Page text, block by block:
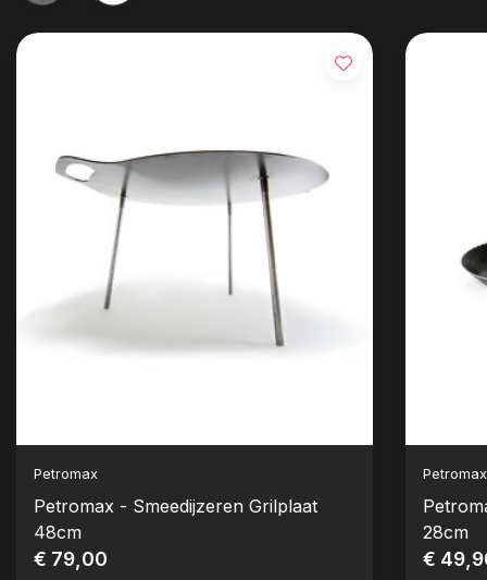
Petromax
Petromax - Smeedijzeren Grilplaat
48cm
€ 79,00
Petromax
28cm
€